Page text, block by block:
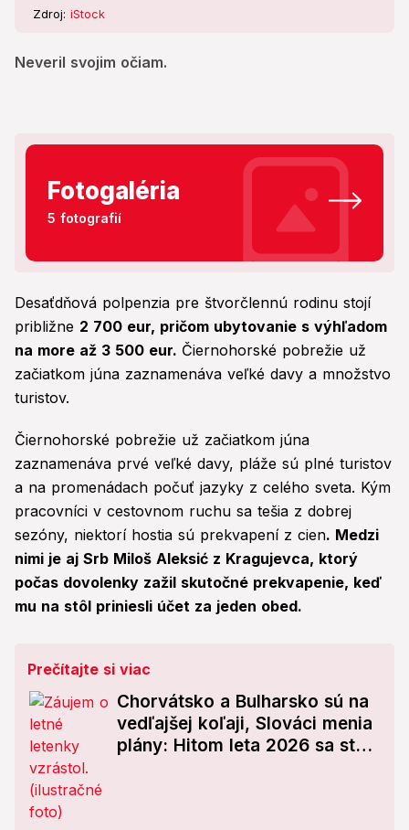
Zdroj: iStock
Neveril svojim očiam.
Fotogaléria
5 fotografií
Desaťdňová polpenzia pre štvorčlennú rodinu stojí
približne 2 700 eur, pričom ubytovanie s výhľadom
na more až 3 500 eur. Čiernohorské pobrežie už
začiatkom júna zaznamenáva veľké davy a množstvo
turistov.
Čiernohorské pobrežie už začiatkom júna
zaznamenáva prvé veľké davy, pláže sú plné turistov
a na promenádach počuť jazyky z celého sveta. Kým
pracovníci v cestovnom ruchu sa tešia z dobrej
sezóny, niektorí hostia sú prekvapení z cien. Medzi
nimi je aj Srb Miloš Aleksić z Kragujevca, ktorý
počas dovolenky zažil skutočné prekvapenie, keď
mu na stôl priniesli účet za jeden obed.
Prečítajte si viac
Chorvátsko a Bulharsko sú na
vedľajšej koľaji, Slováci menia
plány: Hitom leta 2026 sa stal